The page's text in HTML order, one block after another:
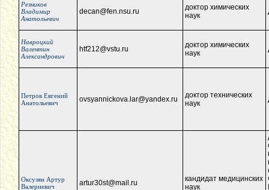
Резников
Владимир
Анатольевич
decan@fen.nsu.ru
доктор химических
наук
Навроцкий
Валентин
Александрович
htf212@vstu.ru
доктор химических
наук
Петров Евгений
Анатольевич
ovsyannickova.lar@yandex.ru
доктор технических
наук
Оксузян Артур
Валериевич
artur30st@mail.ru
кандидат медицинских
наук